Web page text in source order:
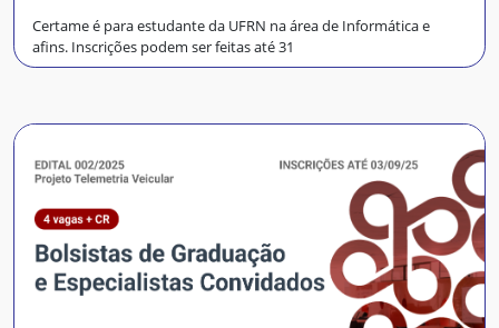
Certame é para estudante da UFRN na área de Informática e
afins. Inscrições podem ser feitas até 31